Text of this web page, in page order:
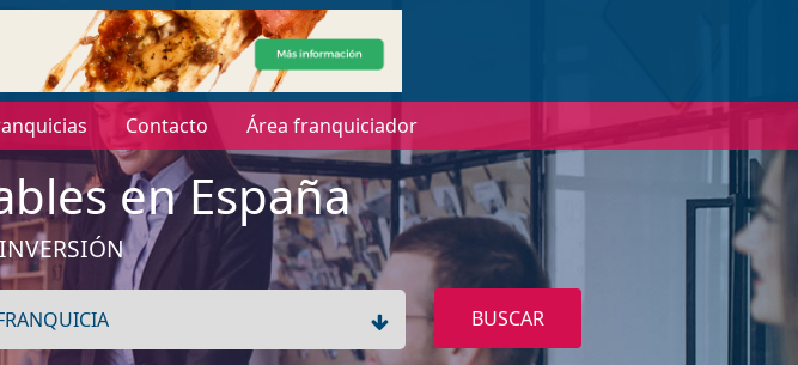
Contacto Área franquiciador
en España
BUSCAR